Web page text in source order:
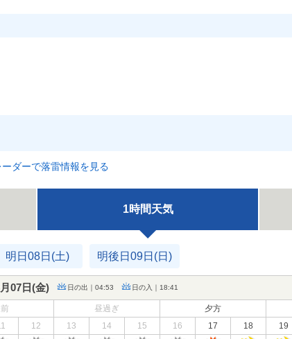
ダーで落雷情報を見る
1時間天気
明日08日(土) 明後日09日(日)
07日(金) 日の出｜04:53 日の入｜18:41
昼過ぎ 夕方
12 13 14 15 16 17 18 19